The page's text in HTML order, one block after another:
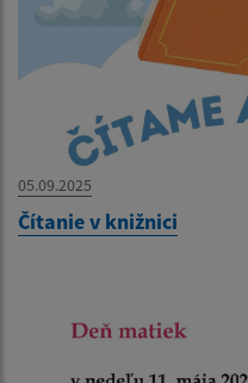
05.09.2025
Čítanie v knižnici